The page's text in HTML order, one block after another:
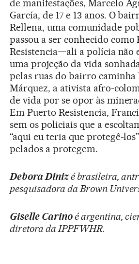
de manifestações, Marcelo
García, de 17 e 13 anos. O
Rellena, uma comunidade
passou a ser conhecido como
Resistencia—ali a polícia não
uma projeção da vida
pelas ruas do bairro caminha
Márquez, a ativista afro-
de vida por se opor às
Em Puerto Resistencia,
sem os policiais que a
“aqui eu teria que protegê-
pelados a protegem.
Debora Dinizé brasileira,
pesquisadora da Brown
Giselle Carinoé argentina,
diretora da IPPFWHR.